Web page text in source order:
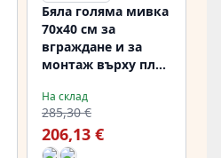
Бяла голяма мивка
70x40 см за
вграждане и за
монтаж върху плот
метални сифон
1208971908
На склад
285,30 €
206,13 €